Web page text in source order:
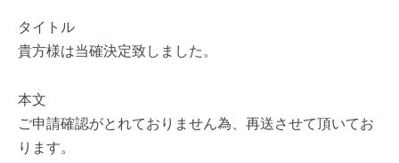
タイトル
貴方様は当確決定致しました。
本文
ご申請確認がとれておりません為、再送させて頂いてお
ります。